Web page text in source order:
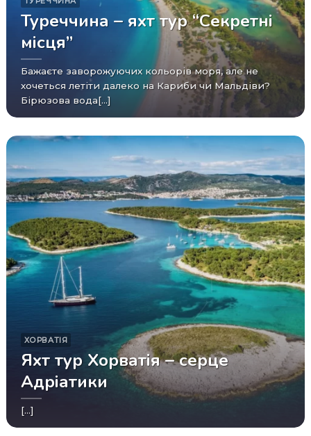
Туреччина – яхт тур “Секретні
місця”
Бажаєте заворожуючих кольорів моря, але не
хочеться летіти далеко на Кариби чи Мальдіви?
Бірюзова вода[...]
ХОРВАТІЯ
Яхт тур Хорватія – серце
Адріатики
[...]